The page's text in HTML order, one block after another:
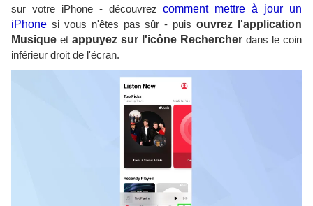
sur votre iPhone - découvrezcomment mettre à jour un
iPhone si vous n'êtes pas sûr - puisouvrez l'application
Musique et appuyez sur l'icône Rechercher dans le coin
inférieur droit de l'écran.